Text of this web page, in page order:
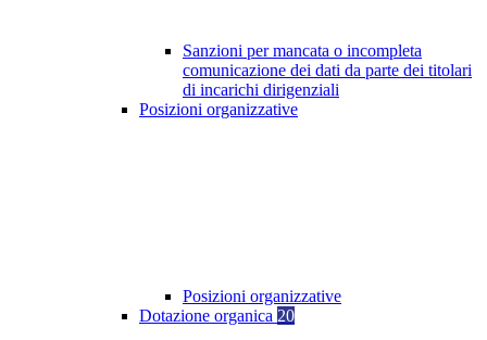
Sanzioni per mancata o incompleta
comunicazione dei dati da parte dei titolari
di incarichi dirigenziali
Posizioni organizzative
Posizioni organizzative
Dotazione organica 20